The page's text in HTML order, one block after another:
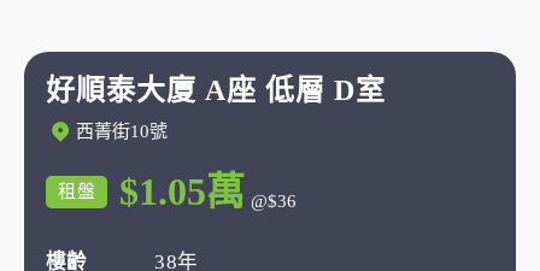
好順泰大廈 A座 低層 D室
西菁街10號
租盤 $1.05萬 @$36
樓齡
38年